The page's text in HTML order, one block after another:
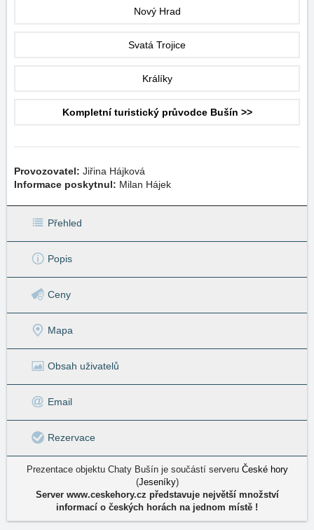
Nový Hrad
Svatá Trojice
Králíky
Kompletní turistický průvodce Bušín >>
Provozovatel: Jiřina Hájková
Informace poskytnul: Milan Hájek
Přehled
Popis
Ceny
Mapa
Obsah uživatelů
Email
Rezervace
Prezentace objektu Chaty Bušín je součástí serveru České hory
(Jeseníky)
Server www.ceskehory.cz představuje největší množství
informací o českých horách na jednom místě !